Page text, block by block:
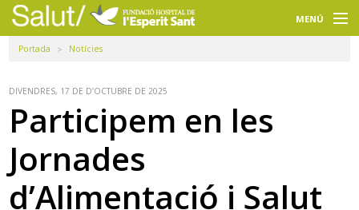
Navegació
principal
MENÚ
Usuaris
Professionals
Docència
Recerca
La FHES
Portada Notícies
DIVENDRES, 17 DE D’OCTUBRE DE 2025
Participem en les
Jornades
d’Alimentació i Salut